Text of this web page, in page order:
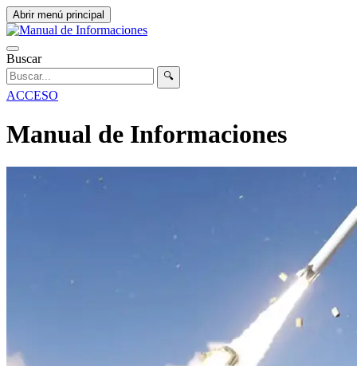
Abrir menú principal
Buscar
🔍
ACCESO
Manual de Informaciones